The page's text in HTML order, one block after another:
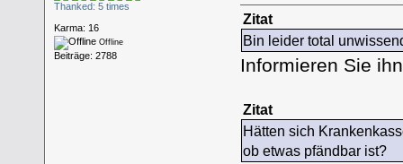
Thanked: 5 times
Karma: 16
Offline
Beiträge: 2788
Zitat
Bin leider total
Informieren Sie
Zitat
Hätten sich
ob etwas pfändbar ist?